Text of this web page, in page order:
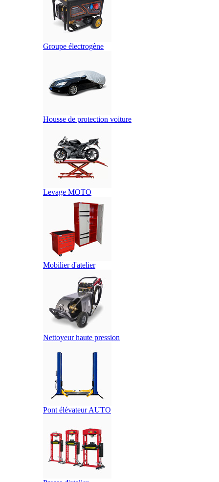
Groupe électrogène
Housse de protection voiture
Levage MOTO
Mobilier d'atelier
Nettoyeur haute pression
Pont élévateur AUTO